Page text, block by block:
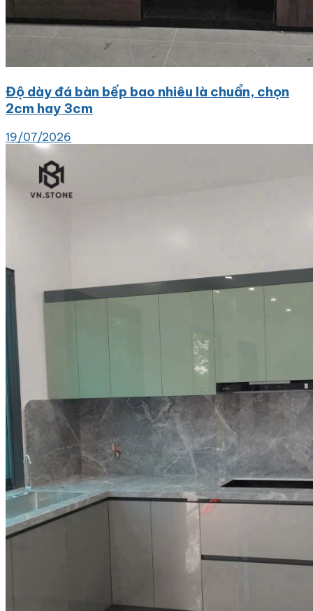
Độ dày đá bàn bếp bao nhiêu là chuẩn, chọn
2cm hay 3cm
19/07/2026